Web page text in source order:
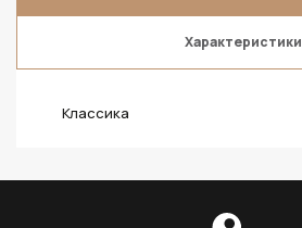
Характеристики
Классика